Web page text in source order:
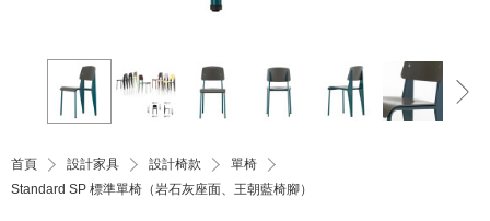
首頁 設計家具 設計椅款
單椅
Standard SP 標準單椅（岩石灰座面、王朝藍椅腳）